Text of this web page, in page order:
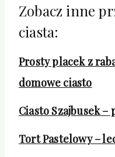
Zobacz inne
ciasta:
Prosty placek z
domowe ciasto
Ciasto Szajbusek
Tort Pastelowy –